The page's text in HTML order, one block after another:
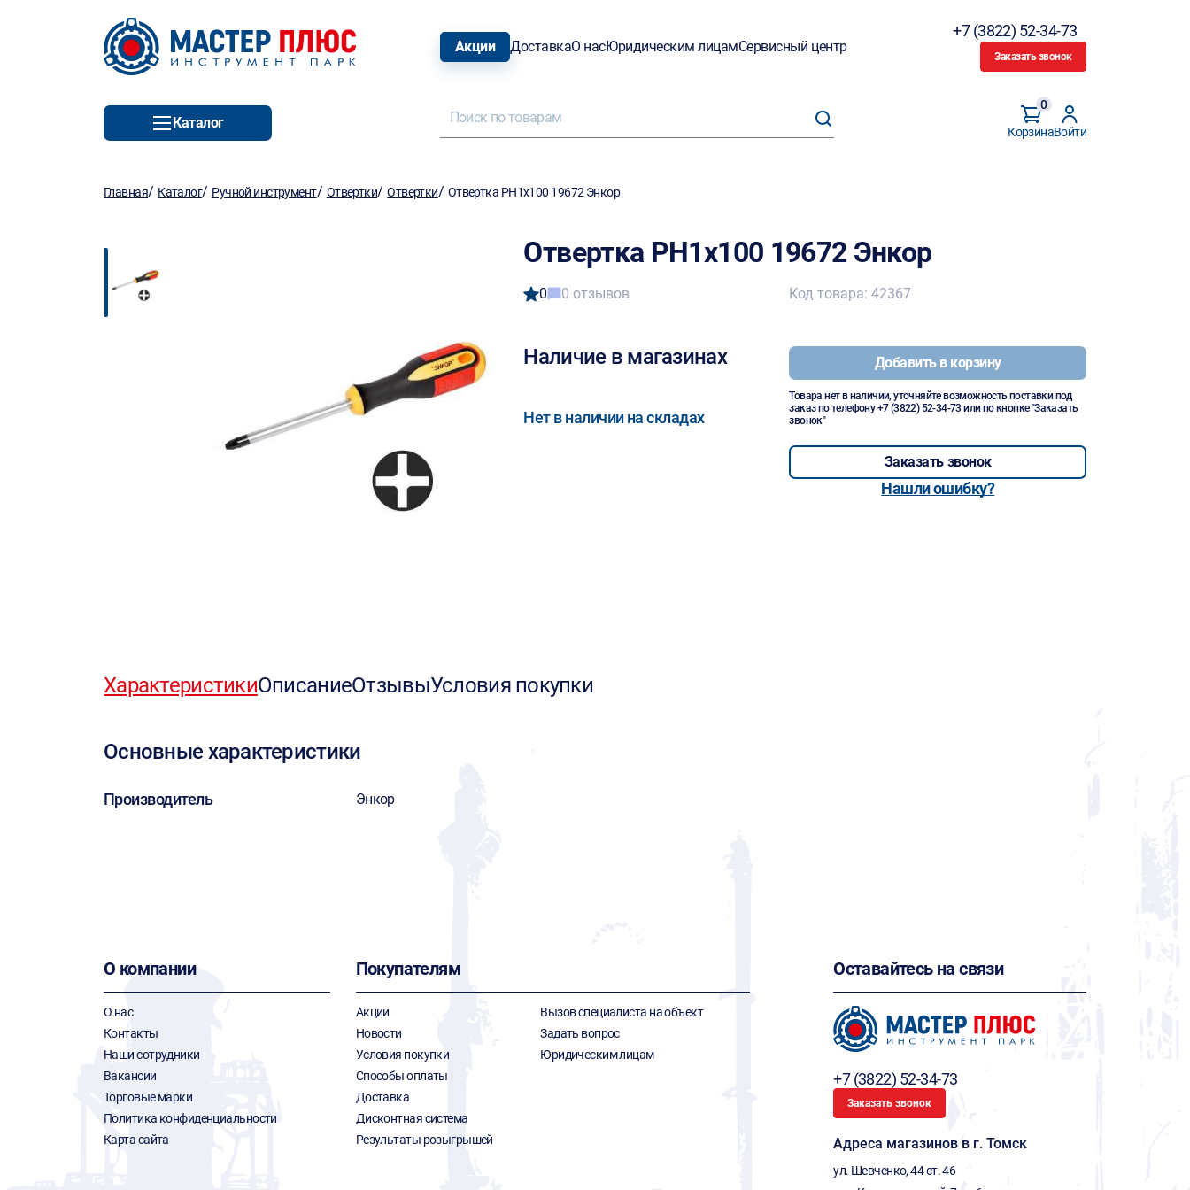
Акции ДоставкаО насЮридическим лицамСервисный центр
+7 (3822) 52-34-73
Заказать звонок
Каталог
Корзина
0
Войти
Главная/ Каталог/ Ручной инструмент/ Отвертки/Отвертки/ Отвертка PH1х100 19672 Энкор
Отвертка PH1х100 19672 Энкор
0 0 отзывов
Наличие в магазинах
Нет в наличии на складах
Код товара: 42367
Добавить в корзину
Товара нет в наличии, уточняйте возможность поставки под
заказ по телефону+7 (3822) 52-34-73 или по кнопке "Заказать
звонок"
Заказать звонок
Нашли ошибку?
ХарактеристикиОписаниеОтзывыУсловия покупки
Основные характеристики
Производитель Энкор
О компании
О нас
Контакты
Наши сотрудники
Вакансии
Торговые марки
Политика конфиденциальности
Карта сайта
Покупателям
Акции
Новости
Условия покупки
Способы оплаты
Доставка
Дисконтная система
Результаты розыгрышей
Вызов специалиста на объект
Задать вопрос
Юридическим лицам
Оставайтесь на связи
+7 (3822) 52-34-73
Заказать звонок
Адреса магазинов в г. Томск
ул. Шевченко, 44 ст. 46